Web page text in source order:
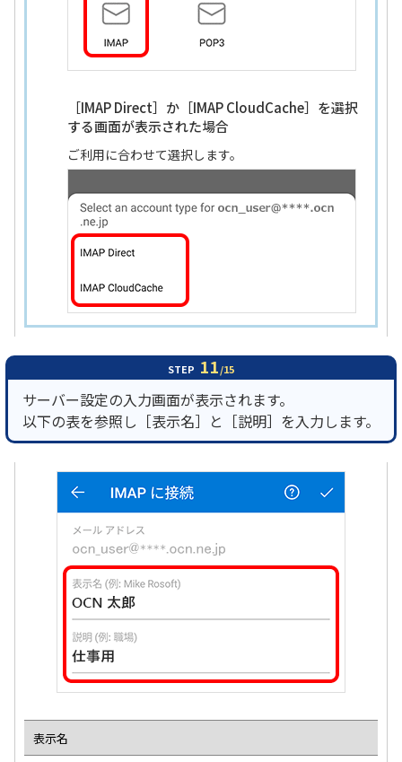
［IMAP Direct］か［IMAP CloudCache］を選択
する画面が表示された場合
ご利用に合わせて選択します。
STEP 11/15
サーバー設定の入力画面が表示されます。
以下の表を参照し［表示名］と［説明］を入力します。
表示名